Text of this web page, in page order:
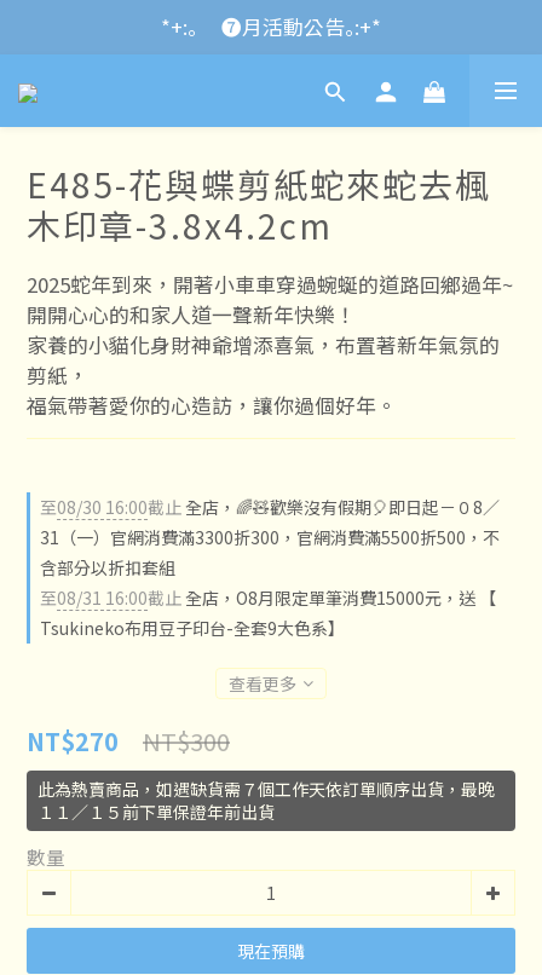
*+:｡\new / !🌌 官網消費滿千折百~RUN~:+*
*+:｡     ❼月活動公告｡:+*
*+:｡\new / !🌌 官網消費滿千折百~RUN~:+*
E485-花與蝶剪紙蛇來蛇去楓
木印章-3.8x4.2cm
2025蛇年到來，開著小車車穿過蜿蜒的道路回鄉過年~
開開心心的和家人道一聲新年快樂！
家養的小貓化身財神爺增添喜氣，布置著新年氣氛的
剪紙，
福氣帶著愛你的心造訪，讓你過個好年。
至08/30 16:00截止全店，🌈🧸歡樂沒有假期🎈即日起－０8／
31（一）官網消費滿3300折300，官網消費滿5500折500，不
含部分以折扣套組
至08/31 16:00截止全店，O8月限定單筆消費15000元，送 【
Tsukineko布用豆子印台-全套9大色系】
查看更多
NT$270 NT$300
此為熱賣商品，如遇缺貨需７個工作天依訂單順序出貨，最晚
１１／１５前下單保證年前出貨
數量
現在預購